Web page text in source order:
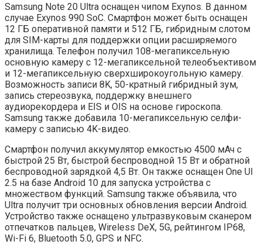
Samsung Note 20 Ultra оснащен чипом Exynos. В данном
случае Exynos 990 SoC. Смартфон может быть оснащен
12 ГБ оперативной памяти и 512 ГБ, гибридным слотом
для SIM-карты для поддержки опции расширяемого
хранилища. Телефон получил 108-мегапиксельную
основную камеру с 12-мегапиксельной телеобъективом
и 12-мегапиксельную сверхширокоугольную камеру.
Возможность записи 8K, 50-кратный гибридный зум,
запись стереозвука, поддержку внешнего
аудиорекордера и EIS и OIS на основе гироскопа.
Samsung также добавила 10-мегапиксельную селфи-
камеру с записью 4K-видео.
Смартфон получил аккумулятор емкостью 4500 мАч с
быстрой 25 Вт, быстрой беспроводной 15 Вт и обратной
беспроводной зарядкой 4,5 Вт. Он также оснащен One UI
2.5 на базе Android 10 для запуска устройства с
множеством функций. Samsung также объявила, что
Ultra получит три основных обновления версии Android.
Устройство также оснащено ультразвуковым сканером
отпечатков пальцев, Wireless DeX, 5G, рейтингом IP68,
Wi-Fi 6, Bluetooth 5.0, GPS и NFC.